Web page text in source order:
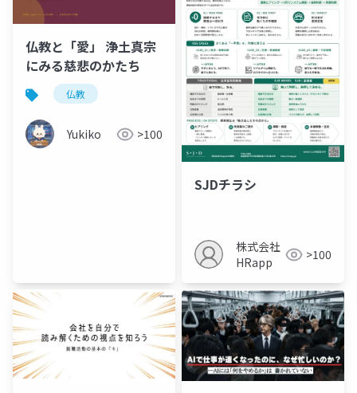
仏教と「愛」 浄土真宗
にみる慈悲のかたち
仏教
Yukiko >100
SJDチラシ
株式会社
HRapp
>100